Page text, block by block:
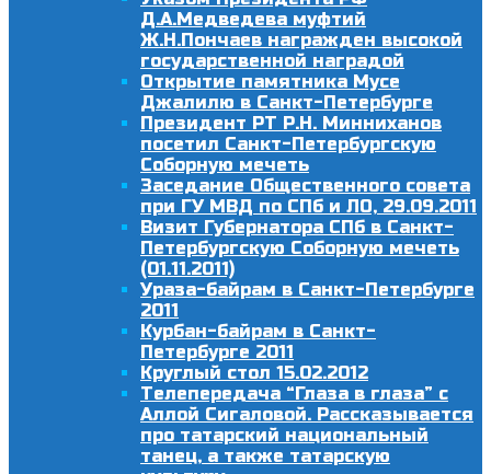
Д.А.Медведева муфтий
Ж.Н.Пончаев награжден высокой
государственной наградой
Открытие памятника Мусе
Джалилю в Санкт-Петербурге
Президент РТ Р.Н. Минниханов
посетил Санкт-Петербургскую
Соборную мечеть
Заседание Общественного совета
при ГУ МВД по СПб и ЛО, 29.09.2011
Визит Губернатора СПб в Санкт-
Петербургскую Соборную мечеть
(01.11.2011)
Ураза-байрам в Санкт-Петербурге
2011
Курбан-байрам в Санкт-
Петербурге 2011
Круглый стол 15.02.2012
Телепередача “Глаза в глаза” с
Аллой Сигаловой. Рассказывается
про татарский национальный
танец, а также татарскую